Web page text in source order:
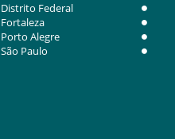
Distrito Federal
Fortaleza
Porto Alegre
São Paulo